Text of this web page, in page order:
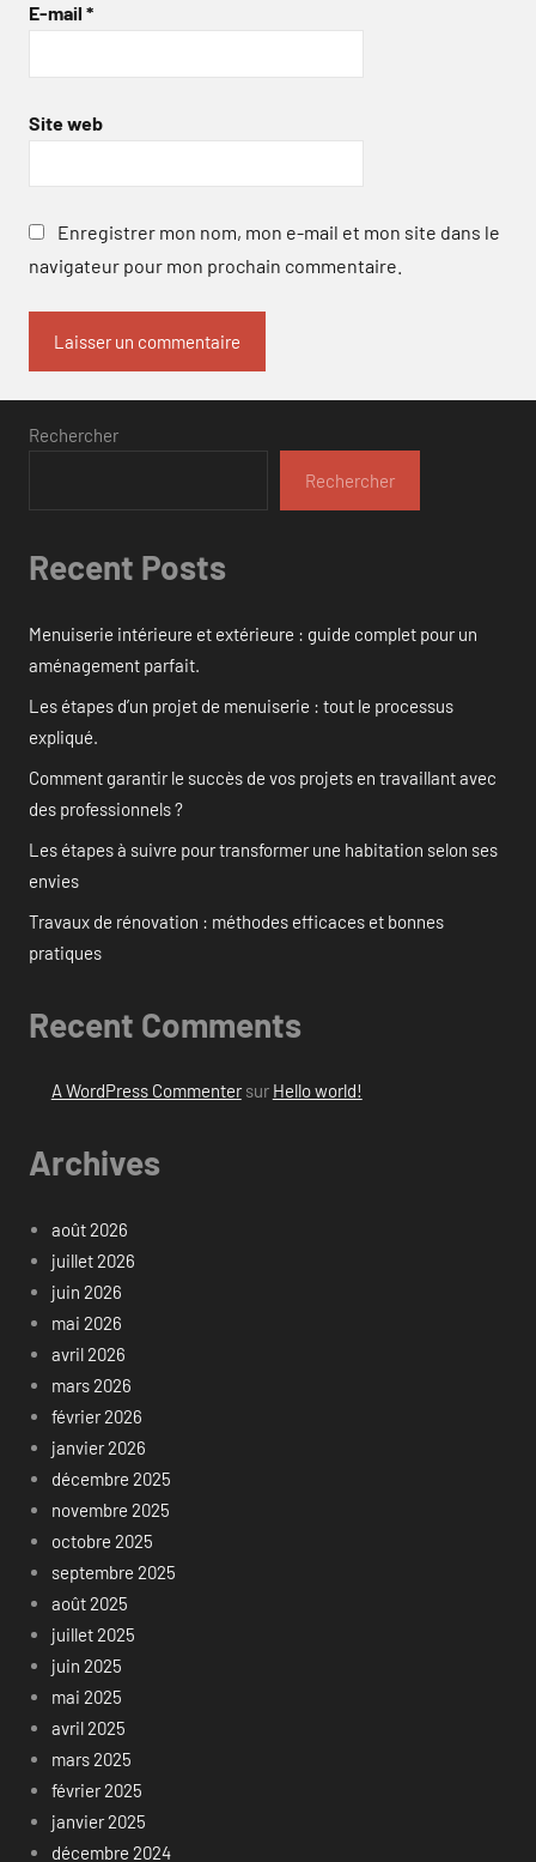
E-mail *
Site web
Enregistrer mon nom, mon e-mail et mon site dans le
navigateur pour mon prochain commentaire.
Rechercher
Rechercher
Recent Posts
Menuiserie intérieure et extérieure : guide complet pour un
aménagement parfait.
Les étapes d’un projet de menuiserie : tout le processus
expliqué.
Comment garantir le succès de vos projets en travaillant avec
des professionnels ?
Les étapes à suivre pour transformer une habitation selon ses
envies
Travaux de rénovation : méthodes efficaces et bonnes
pratiques
Recent Comments
A WordPress Commentersur Hello world!
Archives
août 2026
juillet 2026
juin 2026
mai 2026
avril 2026
mars 2026
février 2026
janvier 2026
décembre 2025
novembre 2025
octobre 2025
septembre 2025
août 2025
juillet 2025
juin 2025
mai 2025
avril 2025
mars 2025
février 2025
janvier 2025
décembre 2024